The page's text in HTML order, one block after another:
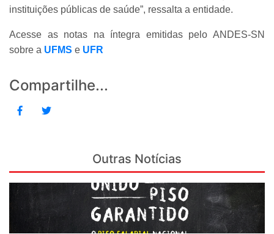
instituições públicas de saúde”, ressalta a entidade.
Acesse as notas na íntegra emitidas pelo ANDES-SN
sobre a UFMS e UFR
Compartilhe...
Outras Notícias